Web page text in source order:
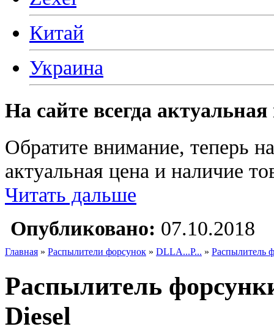
Китай
Украина
На сайте всегда
Обратите внимание, теперь
актуальная цена и наличие
Читать дальше
Опубликовано: 07.10.2018
Главная » Распылители форсунок » DLLA...P... » Распылитель
Распылитель
Diesel